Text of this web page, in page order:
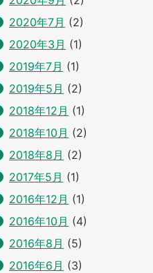
2020年7月 (2)
2020年3月 (1)
2019年7月 (1)
2019年5月 (2)
2018年12月 (1)
2018年10月 (2)
2018年8月 (2)
2017年5月 (1)
2016年12月 (1)
2016年10月 (4)
2016年8月 (5)
2016年6月 (3)